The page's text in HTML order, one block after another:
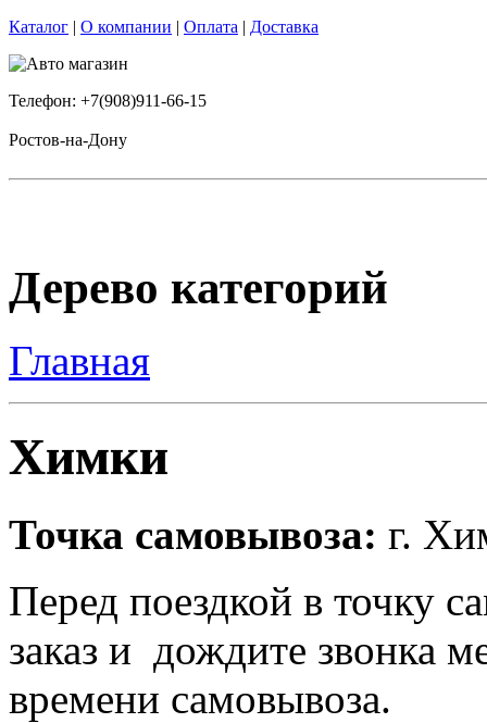
Каталог | О компании | Оплата | Доставка
Телефон: +7(908)911-66-15
Ростов-на-Дону
Дерево категорий
Главная
Химки
Точка самовывоза: г.
Перед поездкой в точку
заказ и дождите звонка
времени самовывоза.